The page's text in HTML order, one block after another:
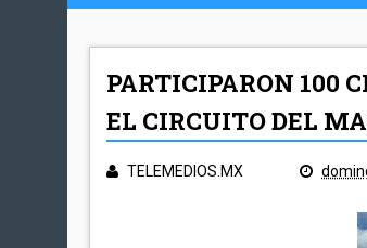
PARTICIPARON 100
EL CIRCUITO DEL
TELEMEDIOS.MX